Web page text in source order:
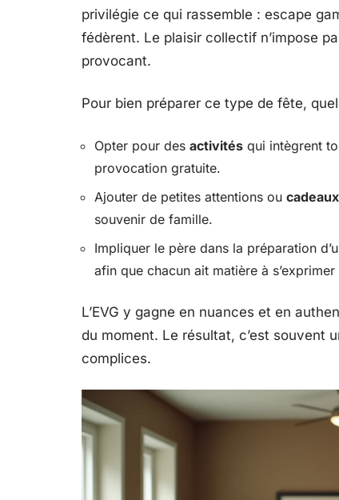
privilégie ce qui rassemble : escape
fédèrent. Le plaisir collectif n’impose
provocant.
Pour bien préparer ce type de fête,
Opter pour des activités qui intègrent
provocation gratuite.
Ajouter de petites attentions ou
souvenir de famille.
Impliquer le père dans la préparation
afin que chacun ait matière à
L’EVG y gagne en nuances et en
du moment. Le résultat, c’est souvent
complices.